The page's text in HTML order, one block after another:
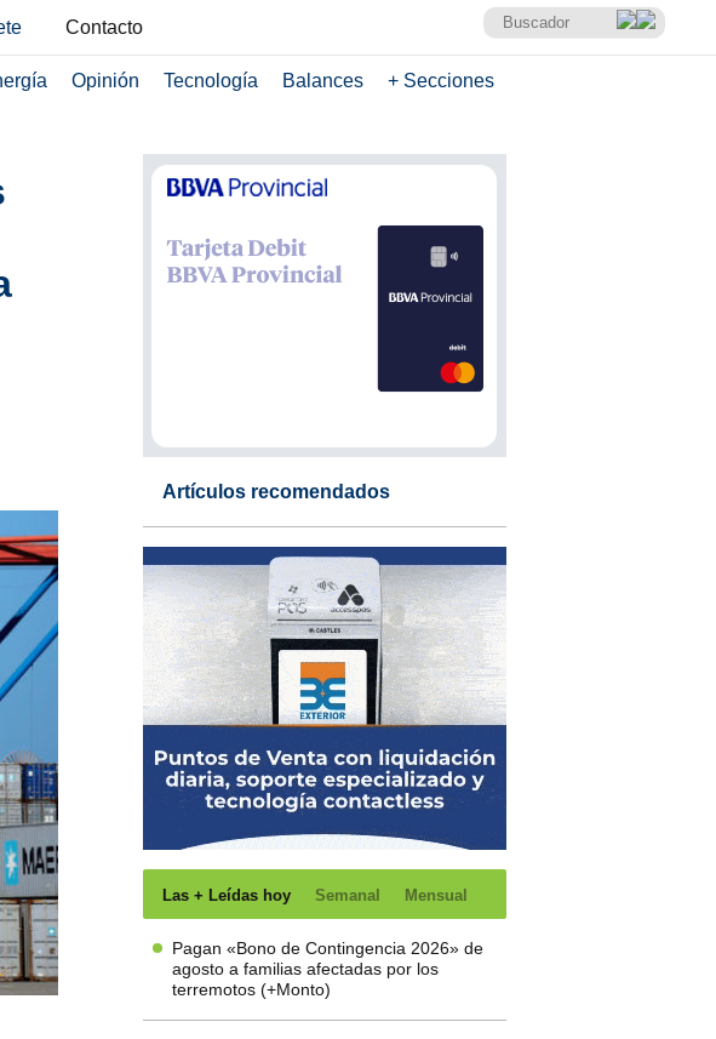
Contacto
Opinión Tecnología Balances + Secciones
Artículos recomendados
Las + Leídas hoy Semanal Mensual
Pagan «Bono de Contingencia 2026» de
agosto a familias afectadas por los
terremotos (+Monto)